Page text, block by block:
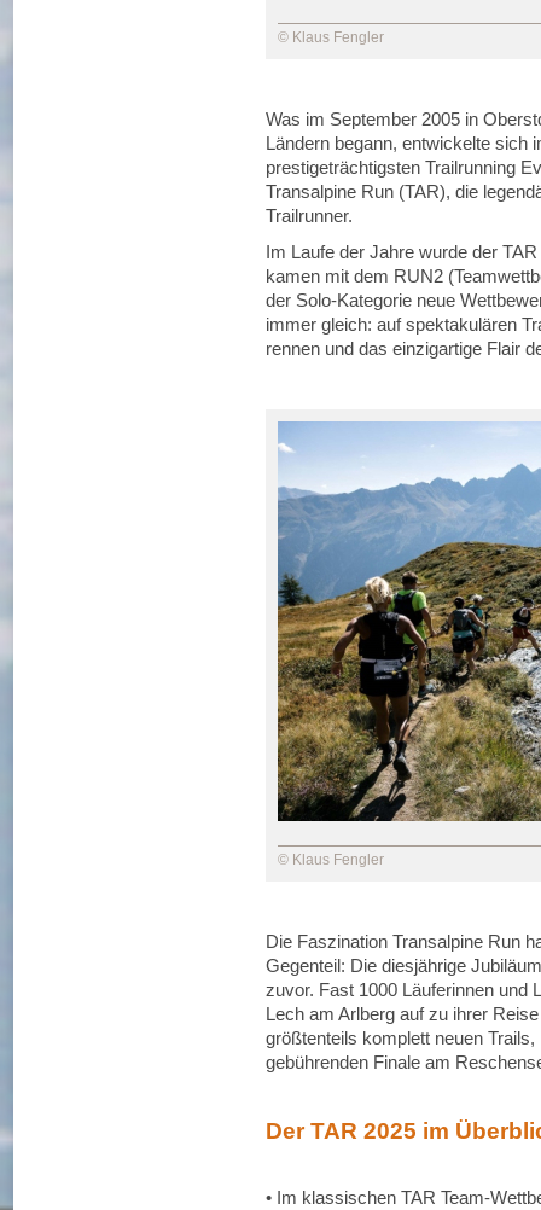
© Klaus Fengler
Was im September 2005 in
Ländern begann, entwickelte sich
prestigeträchtigsten Trailrunning
Transalpine Run (TAR), die
Trailrunner.
Im Laufe der Jahre wurde der
kamen mit dem RUN2
der Solo-Kategorie neue
immer gleich: auf spektakulären
rennen und das einzigartige Flair
© Klaus Fengler
Die Faszination Transalpine Run
Gegenteil: Die diesjährige
zuvor. Fast 1000 Läuferinnen und
Lech am Arlberg auf zu ihrer
größtenteils komplett neuen
gebührenden Finale am
Der TAR 2025 im
• Im klassischen TAR Team-